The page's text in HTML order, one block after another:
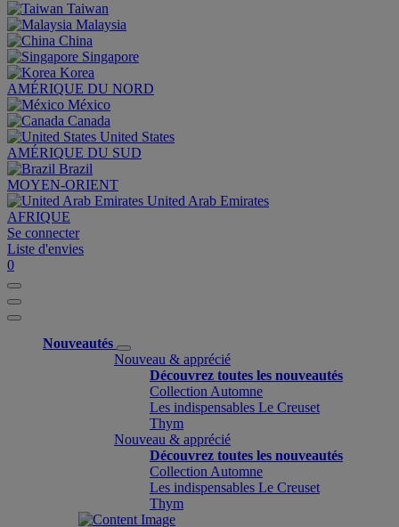
Taiwan
Malaysia
China
Singapore
Korea
AMÉRIQUE DU NORD
México
Canada
United States
AMÉRIQUE DU SUD
Brazil
MOYEN-ORIENT
United Arab Emirates
AFRIQUE
Se connecter
Liste d'envies
0
Nouveautés
Nouveau & apprécié
Découvrez toutes les nouveautés
Collection Automne
Les indispensables Le Creuset
Thym
Nouveau & apprécié
Découvrez toutes les nouveautés
Collection Automne
Les indispensables Le Creuset
Thym